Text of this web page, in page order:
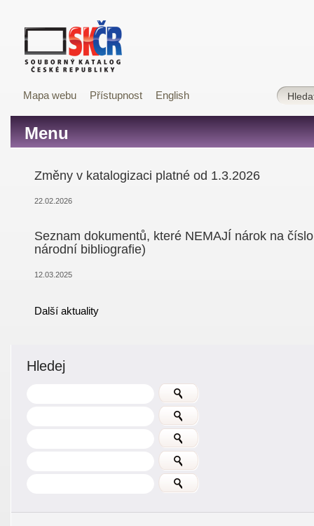
Mapa webu Přístupnost English
Menu
Změny v katalogizaci platné od 1.3.2026
22.02.2026
Seznam dokumentů, které NEMAJÍ nárok na
národní bibliografie)
12.03.2025
Další aktuality
Hledej